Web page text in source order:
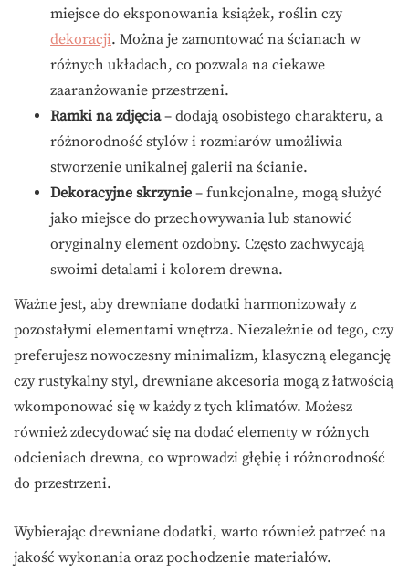
miejsce do eksponowania książek, roślin czy
dekoracji. Można je zamontować na ścianach w
różnych układach, co pozwala na ciekawe
zaaranżowanie przestrzeni.
Ramki na zdjęcia– dodają osobistego charakteru, a
różnorodność stylów i rozmiarów umożliwia
stworzenie unikalnej galerii na ścianie.
Dekoracyjne skrzynie – funkcjonalne, mogą służyć
jako miejsce do przechowywania lub stanowić
oryginalny element ozdobny. Często zachwycają
swoimi detalami i kolorem drewna.
Ważne jest, aby drewniane dodatki harmonizowały z
pozostałymi elementami wnętrza. Niezależnie od tego, czy
preferujesz nowoczesny minimalizm, klasyczną elegancję
czy rustykalny styl, drewniane akcesoria mogą z łatwością
wkomponować się w każdy z tych klimatów. Możesz
również zdecydować się na dodać elementy w różnych
odcieniach drewna, co wprowadzi głębię i różnorodność
do przestrzeni.
Wybierając drewniane dodatki, warto również patrzeć na
jakość wykonania oraz pochodzenie materiałów.